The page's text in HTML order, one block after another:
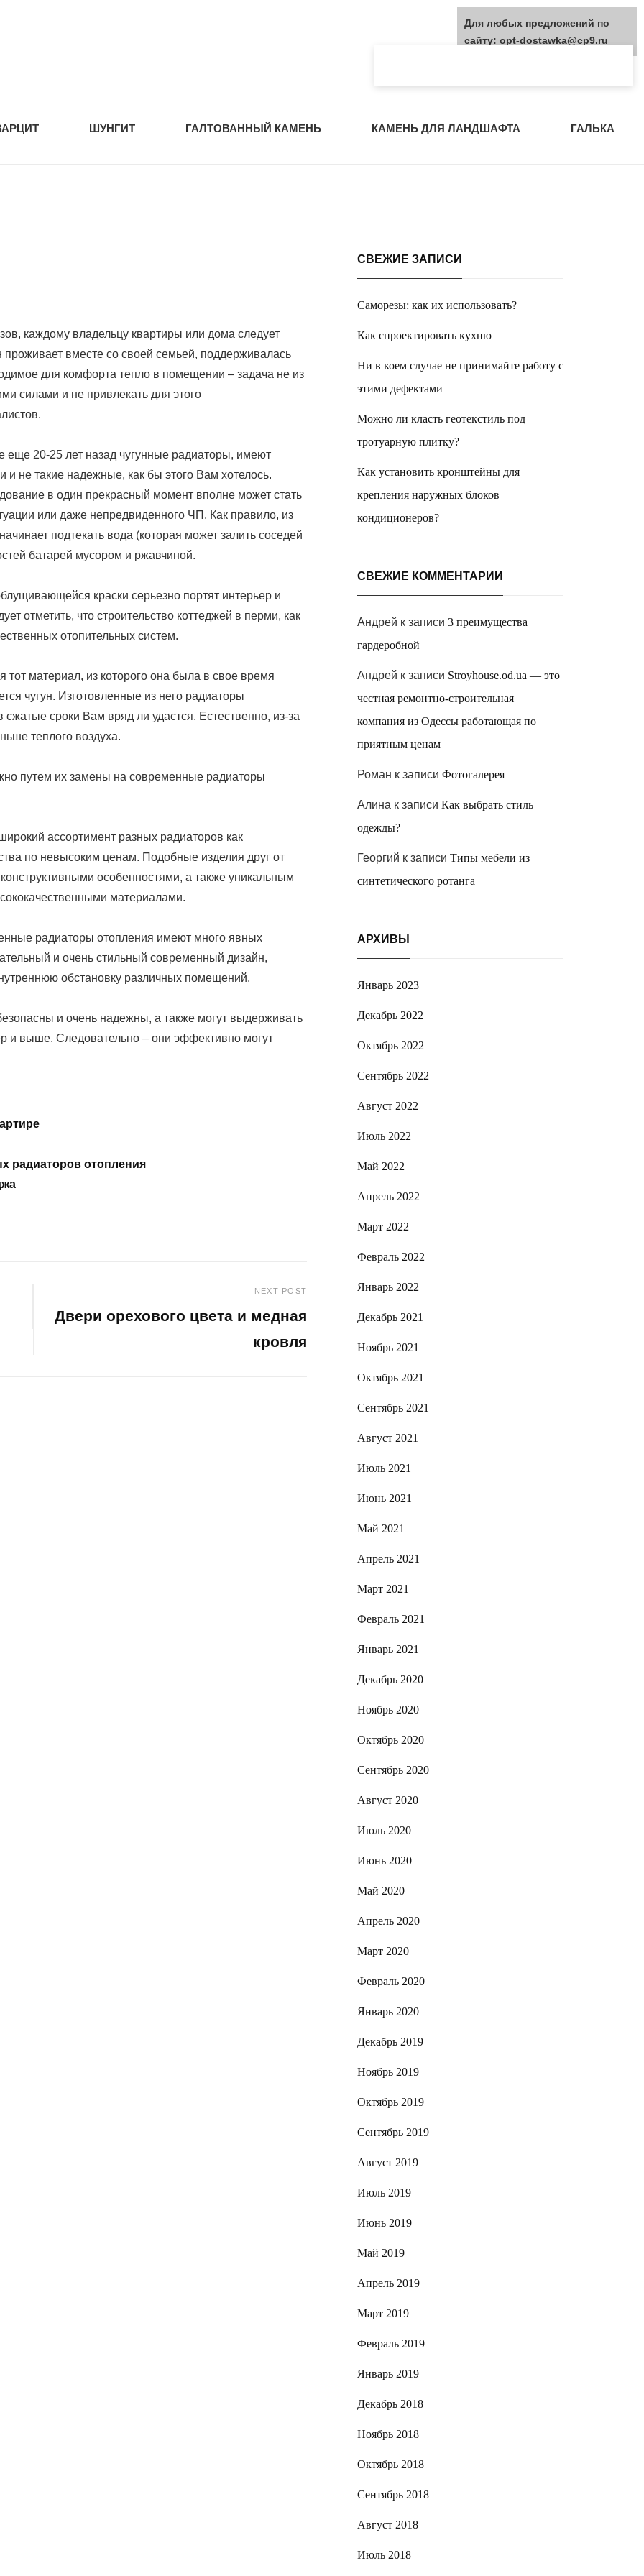
ШУНГИТ ГАЛТОВАННЫЙ КАМЕНЬ КАМЕНЬ ДЛЯ ЛАНДШАФТА ГАЛЬКА
каждому владельцу квартиры или дома следует
вместе со своей семьей, поддерживалась
для комфорта тепло в помещении – задача не из
силами и не привлекать для этого
еще 20-25 лет назад чугунные радиаторы, имеют
и не такие надежные, как бы этого Вам хотелось.
в один прекрасный момент вполне может стать
или даже непредвиденного ЧП. Как правило, из
подтекать вода (которая может залить соседей
батарей мусором и ржавчиной.
краски серьезно портят интерьер и
отметить, что строительство коттеджей в перми, как
отопительных систем.
материал, из которого она была в свое время
чугун. Изготовленные из него радиаторы
сроки Вам вряд ли удастся. Естественно, из-за
теплого воздуха.
путем их замены на современные радиаторы
ассортимент разных радиаторов как
по невысоким ценам. Подобные изделия друг от
особенностями, а также уникальным
материалами.
радиаторы отопления имеют много явных
и очень стильный современный дизайн,
обстановку различных помещений.
и очень надежны, а также могут выдерживать
и выше. Следовательно – они эффективно могут
радиаторов отопления
NEXT POST
Двери орехового цвета и медная
кровля
СВЕЖИЕ ЗАПИСИ
Саморезы: как их использовать?
Как спроектировать кухню
Ни в коем случае не принимайте работу с
этими дефектами
Можно ли класть геотекстиль под
тротуарную плитку?
Как установить кронштейны для
крепления наружных блоков
кондиционеров?
СВЕЖИЕ КОММЕНТАРИИ
Андрей к записи 3 преимущества
гардеробной
Андрей к записи Stroyhouse.od.ua — это
честная ремонтно-строительная
компания из Одессы работающая по
приятным ценам
Роман к записи Фотогалерея
Алина к записи Как выбрать стиль
одежды?
Георгий к записи Типы мебели из
синтетического ротанга
АРХИВЫ
Январь 2023
Декабрь 2022
Октябрь 2022
Сентябрь 2022
Август 2022
Июль 2022
Май 2022
Апрель 2022
Март 2022
Февраль 2022
Январь 2022
Декабрь 2021
Ноябрь 2021
Октябрь 2021
Сентябрь 2021
Август 2021
Июль 2021
Июнь 2021
Май 2021
Апрель 2021
Март 2021
Февраль 2021
Январь 2021
Декабрь 2020
Ноябрь 2020
Октябрь 2020
Сентябрь 2020
Август 2020
Июль 2020
Июнь 2020
Май 2020
Апрель 2020
Март 2020
Февраль 2020
Январь 2020
Декабрь 2019
Ноябрь 2019
Октябрь 2019
Сентябрь 2019
Август 2019
Июль 2019
Июнь 2019
Май 2019
Апрель 2019
Март 2019
Февраль 2019
Январь 2019
Декабрь 2018
Ноябрь 2018
Октябрь 2018
Сентябрь 2018
Август 2018
Июль 2018
Для любых предложений по
сайту: opt-dostawka@cp9.ru